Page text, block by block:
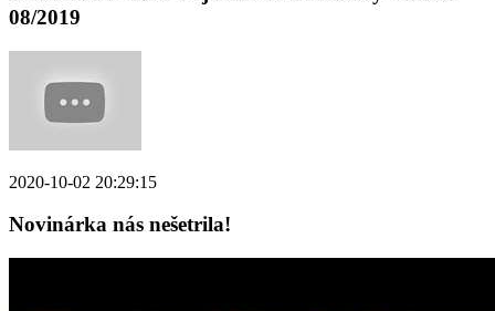
08/2019
2020-10-02 20:29:15
Novinárka nás nešetrila!